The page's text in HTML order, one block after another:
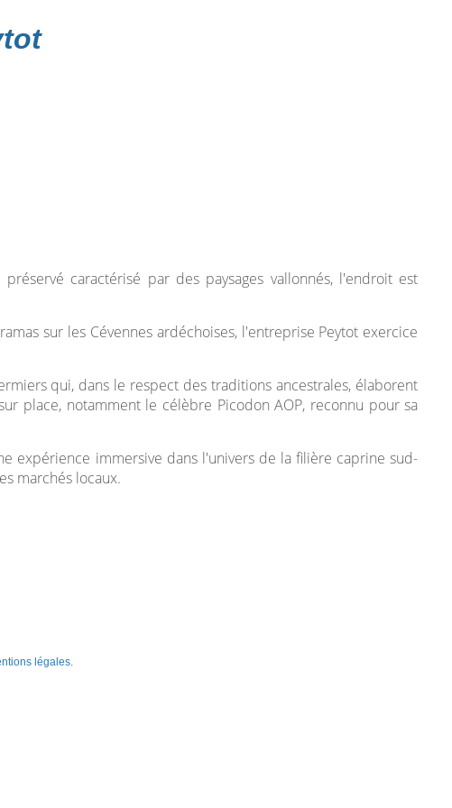
caractérisé par des paysages vallonnés, l'endroit est
sur les Cévennes ardéchoises, l'entreprise Peytot exercice
qui, dans le respect des traditions ancestrales, élaborent
place, notamment le célèbre Picodon AOP, reconnu pour sa
expérience immersive dans l'univers de la filière caprine sud-
marchés locaux.
légales.